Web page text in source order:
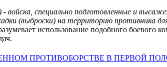
войска, специально подготовленные и
(выброски) на территорию противника
использование подобного боевого